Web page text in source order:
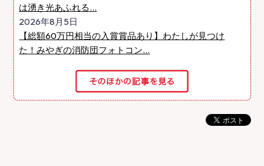
は湧き光あふれる...
2026年8月5日
【総額60万円相当の入賞賞品あり】わたしが見つけ
た！みやぎの消防団フォトコン...